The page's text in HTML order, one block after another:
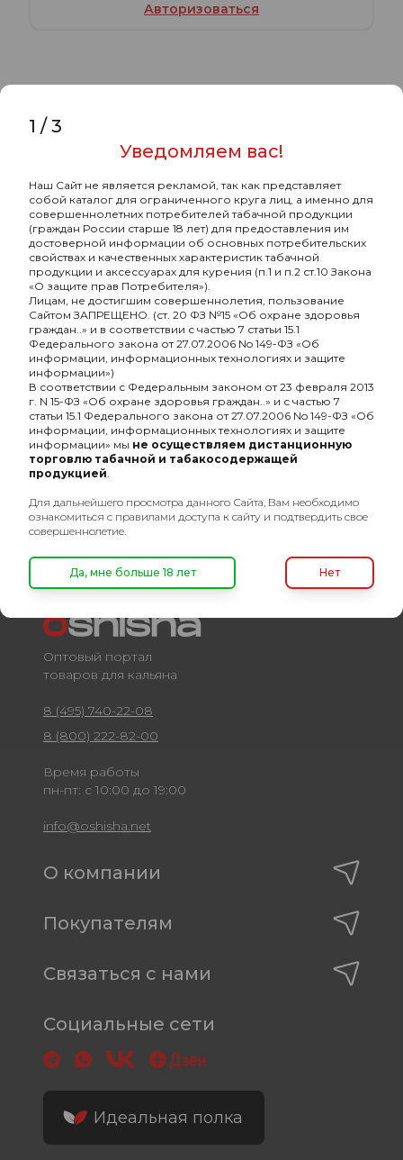
Авторизоваться
Бренд-Jent
Страна-изготовитель -РОССИЯ
Граммовка, г-30
Крепость-средняя
Основа кальянной смеси-табачный лист
Линейка-
Состав кальянной смеси-моновкус
Разборный-Нет
безнал-Да
Оптовый портал
товаров для кальяна
8 (495) 740-22-08
8 (800) 222-82-00
Время работы
пн-пт: с 10:00 до 19:00
info@oshisha.net
О компании
Покупателям
Связаться с нами
Социальные сети
Идеальная полка
1 /3
Уведомляем вас!
Наш Сайт не является рекламой, так как представляет
собой каталог для ограниченного круга лиц, а именно для
совершеннолетних потребителей табачной продукции
(граждан России старше 18 лет) для предоставления им
достоверной информации об основных потребительских
свойствах и качественных характеристик табачной
продукции и аксессуарах для курения (п.1 и п.2 ст.10 Закона
«О защите прав Потребителя»).
Лицам, не достигшим совершеннолетия, пользование
Сайтом ЗАПРЕЩЕНО. (ст. 20 ФЗ №15 «Об охране здоровья
граждан..» и в соответствии с частью 7 статьи 15.1
Федерального закона от 27.07.2006 No 149-ФЗ «Об
информации, информационных технологиях и защите
информации»)
В соответствии с Федеральным законом от 23 февраля 2013
г. N 15-ФЗ «Об охране здоровья граждан..» и с частью 7
статьи 15.1 Федерального закона от 27.07.2006 No 149-ФЗ «Об
информации, информационных технологиях и защите
информации» мы не осуществляем дистанционную
торговлю табачной и табакосодержащей
продукцией
Для дальнейшего просмотра данного Сайта, Вам необходимо
ознакомиться с правилами доступа к сайту и подтвердить свое
совершеннолетие.
Да, мне больше 18 лет Нет